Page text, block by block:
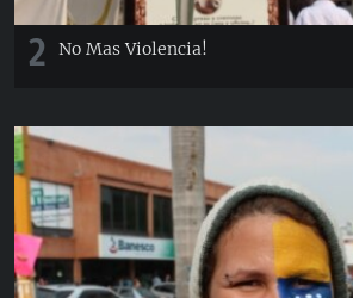
2 No Mas Violencia!